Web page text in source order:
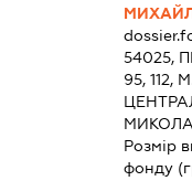
54025,
95, 112,
Розмір
фонду